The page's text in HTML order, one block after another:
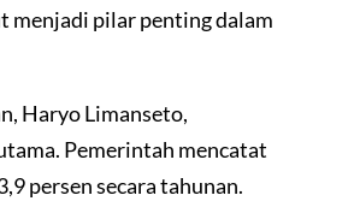
menjadi pilar penting dalam
Haryo Limanseto,
Pemerintah mencatat
persen secara tahunan.